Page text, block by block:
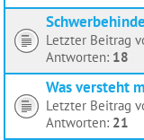
Letzter Beitrag
Antworten: 18
Was versteht
Letzter Beitrag
Antworten: 21